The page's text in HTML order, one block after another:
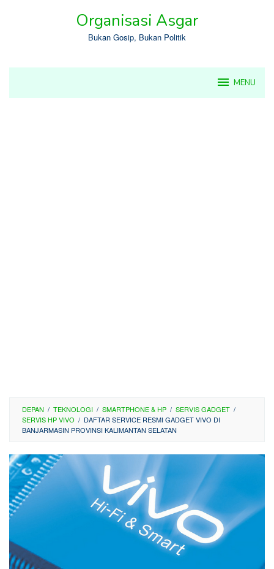
Organisasi Asgar
Bukan Gosip, Bukan Politik
MENU
DEPAN / TEKNOLOGI / SMARTPHONE & HP / SERVIS GADGET /
SERVIS HP VIVO / DAFTAR SERVICE RESMI GADGET VIVO DI
BANJARMASIN PROVINSI KALIMANTAN SELATAN